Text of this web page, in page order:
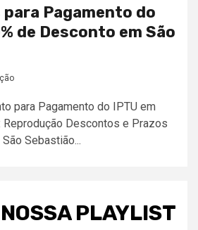
Pagamento do
de Desconto em São
para Pagamento do IPTU em
Reprodução Descontos e Prazos
Sebastião...
PLAYLIST